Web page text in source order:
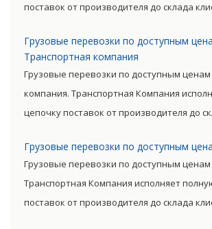
поставок от производителя до склада
позволяют уменьшить транспортные
существенно снизив уровень итоговой
Грузовые перевозки по доступным
Транспортная компания
Грузовые перевозки по доступным ценам
компания. Транспортная Компания
цепочку поставок от производителя до
позволяют уменьшить транспортные
существенно снизив уровень итоговой
Грузовые перевозки по доступным
Грузовые перевозки по доступным
Транспортная Компания исполняет
поставок от производителя до склада